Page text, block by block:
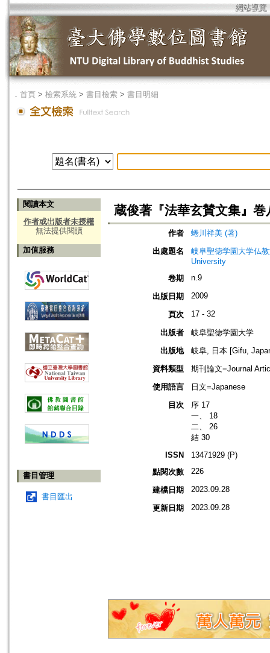
網站導覽
． 首頁 > 檢索系統 > 書目檢索 > 書目明細
閱讀本文
作者或出版者未授權
無法提供閱讀
加值服務
書目管理
書目匯出
蔵俊著『法華玄賛文集』
作者
蜷川祥美 (著)
出處題名
岐阜聖徳学園大学仏
University
卷期
n.9
出版日期 2009
頁次 17 - 32
出版者
岐阜聖徳学園大学
出版地
岐阜, 日本 [Gifu,
資料類型
期刊論文=Journal
使用語言
日文=Japanese
目次
序 17
一、 18
二、 26
結 30
ISSN
13471929 (P)
點閱次數
226
建檔日期 2023.09.28
更新日期 2023.09.28